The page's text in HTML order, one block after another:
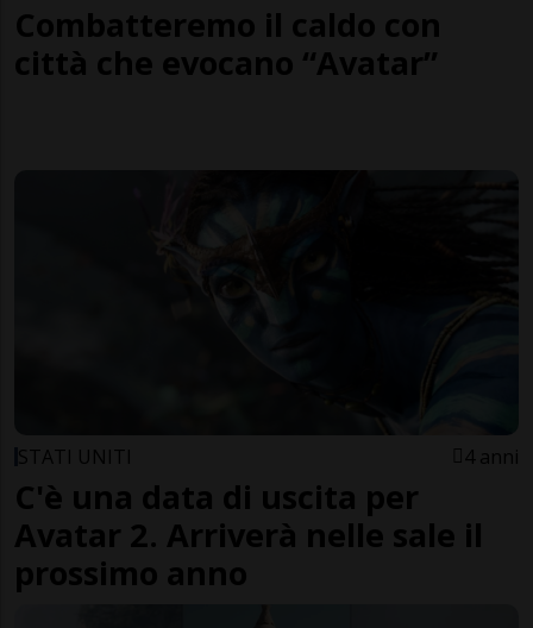
Combatteremo il caldo con
città che evocano “Avatar”
STATI UNITI 4 anni
C'è una data di uscita per
Avatar 2. Arriverà nelle sale il
prossimo anno